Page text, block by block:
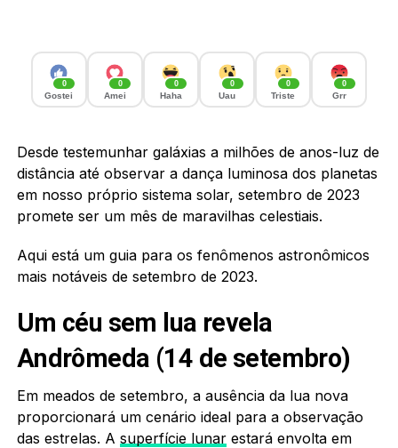
0
Gostei
0
Amei
0
Haha
0
Uau
0
Triste
0
Grr
Desde testemunhar galáxias a milhões de anos-luz de
distância até observar a dança luminosa dos planetas
em nosso próprio sistema solar, setembro de 2023
promete ser um mês de maravilhas celestiais.
Aqui está um guia para os fenômenos astronômicos
mais notáveis de setembro de 2023.
Um céu sem lua revela
Andrômeda (14 de setembro)
Em meados de setembro, a ausência da lua nova
proporcionará um cenário ideal para a observação
das estrelas. A superfície lunarestará envolta em